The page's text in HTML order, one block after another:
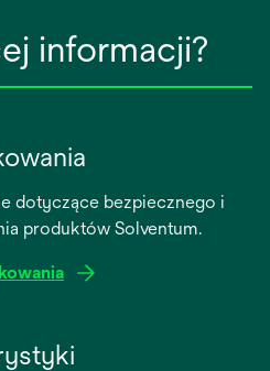
informacji?
dotyczące bezpiecznego i
produktów Solventum.